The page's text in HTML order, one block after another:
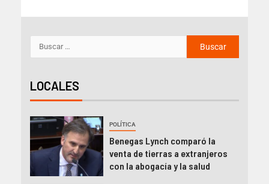
LOCALES
POLÍTICA
Benegas Lynch comparó la
venta de tierras a extranjeros
con la abogacía y la salud